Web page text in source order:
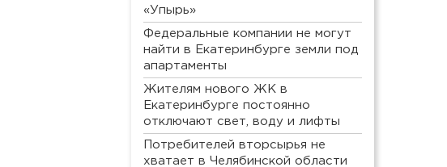
«Упырь»
Федеральные компании не могут
найти в Екатеринбурге земли под
апартаменты
Жителям нового ЖК в
Екатеринбурге постоянно
отключают свет, воду и лифты
Потребителей вторсырья не
хватает в Челябинской области